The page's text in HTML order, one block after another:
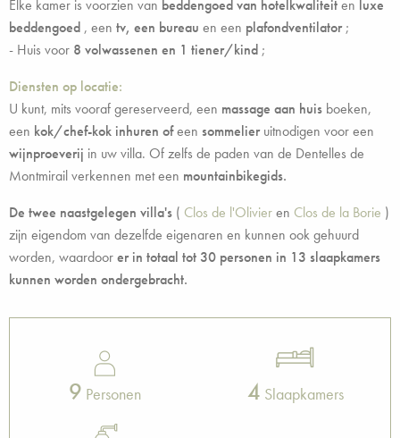
Elke kamer is voorzien van beddengoed van hotelkwaliteiten luxe
beddengoed , een tv, een bureau en een plafondventilator;
- Huis voor 8 volwassenen en 1 tiener/kind ;
Diensten op locatie:
U kunt, mits vooraf gereserveerd, een massage aan huis boeken,
een kok/chef-kok inhuren ofeen sommelieruitnodigen voor een
wijnproeverij in uw villa. Of zelfs de paden van de Dentelles de
Montmirail verkennen met een mountainbikegids.
De twee naastgelegen villa's ( Clos de l'Olivieren Clos de la Borie )
zijn eigendom van dezelfde eigenaren en kunnen ook gehuurd
worden, waardoorer in totaal tot 30 personen in 13 slaapkamers
kunnen worden ondergebracht.
9 Personen 4 Slaapkamers